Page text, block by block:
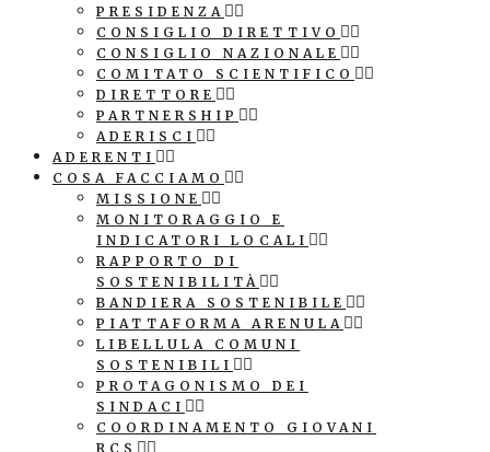
PRESIDENZA
CONSIGLIO DIRETTIVO
CONSIGLIO NAZIONALE
COMITATO SCIENTIFICO
DIRETTORE
PARTNERSHIP
ADERISCI
ADERENTI
COSA FACCIAMO
MISSIONE
MONITORAGGIO E
INDICATORI LOCALI
RAPPORTO DI
SOSTENIBILITÀ
BANDIERA SOSTENIBILE
PIATTAFORMA ARENULA
LIBELLULA COMUNI
SOSTENIBILI
PROTAGONISMO DEI
SINDACI
COORDINAMENTO GIOVANI
RCS